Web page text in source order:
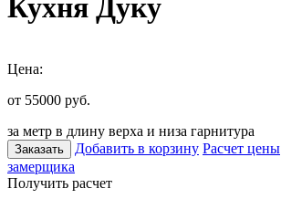
Кухня Дуку
Цена:
от 55000 руб.
за метр в длину верха и низа гарнитура
Заказать Добавить в корзину Расчет цены
замерщика
Получить расчет